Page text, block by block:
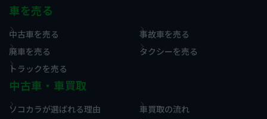
車を売る
中古車を売る
事故車を売る
廃車を売る
タクシーを売る
トラックを売る
中古車・車買取
ソコカラが選ばれる理由
車買取の流れ